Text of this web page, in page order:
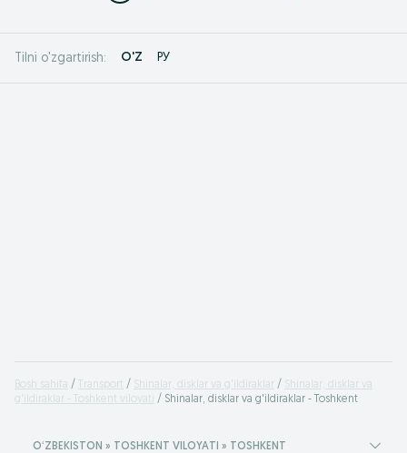
Tilni o'zgartirish: O'Z РУ
Bosh sahifa Transport Shinalar, disklar va g'ildiraklar
Shinalar, disklar va
g'ildiraklar - Toshkent viloyati
Shinalar, disklar va g'ildiraklar - Toshkent
OʻZBEKISTON » TOSHKENT VILOYATI » TOSHKENT